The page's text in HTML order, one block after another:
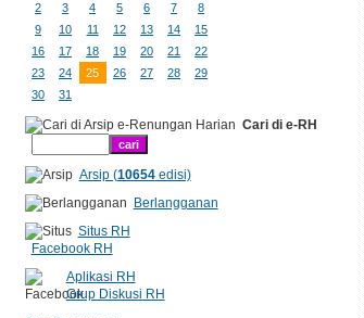
2
3 4 5 6 7
8
9
10 11 12 13 14
15
16
17 18 19 20 21
22
23
24 25 26 27 28
29
30
31
Cari di e-RH
Arsip (10654edisi)
Berlangganan
Situs RH
Facebook RH
Aplikasi RH
Grup Diskusi RH